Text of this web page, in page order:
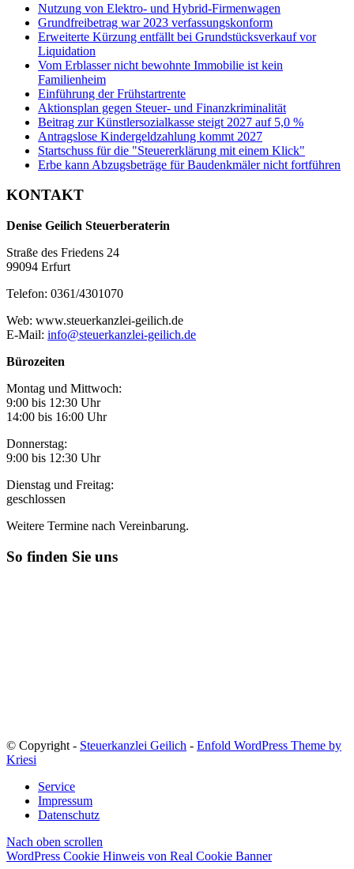
Nutzung von Elektro- und Hybrid-Firmenwagen
Grundfreibetrag war 2023 verfassungskonform
Erweiterte Kürzung entfällt bei Grundstücksverkauf vor
Liquidation
Vom Erblasser nicht bewohnte Immobilie ist kein
Familienheim
Einführung der Frühstartrente
Aktionsplan gegen Steuer- und Finanzkriminalität
Beitrag zur Künstlersozialkasse steigt 2027 auf 5,0 %
Antragslose Kindergeldzahlung kommt 2027
Startschuss für die "Steuererklärung mit einem Klick"
Erbe kann Abzugsbeträge für Baudenkmäler nicht fortführen
KONTAKT
Denise Geilich Steuerberaterin
Straße des Friedens 24
99094 Erfurt
Telefon: 0361/4301070
Web: www.steuerkanzlei-geilich.de
E-Mail: info@steuerkanzlei-geilich.de
Bürozeiten
Montag und Mittwoch:
9:00 bis 12:30 Uhr
14:00 bis 16:00 Uhr
Donnerstag:
9:00 bis 12:30 Uhr
Dienstag und Freitag:
geschlossen
Weitere Termine nach Vereinbarung.
So finden Sie uns
© Copyright - Steuerkanzlei Geilich - Enfold WordPress Theme by
Kriesi
Service
Impressum
Datenschutz
Nach oben scrollen
WordPress Cookie Hinweis von Real Cookie Banner